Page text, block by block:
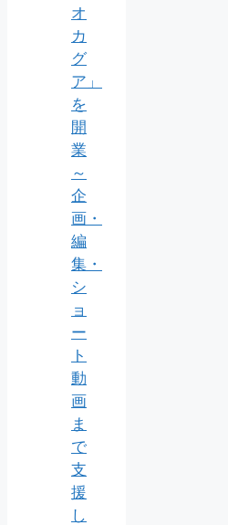
オ
カ
グ
ア」
を
開
業
～
企
画・
編
集・
シ
ョ
ー
ト
動
画
ま
で
支
援
し